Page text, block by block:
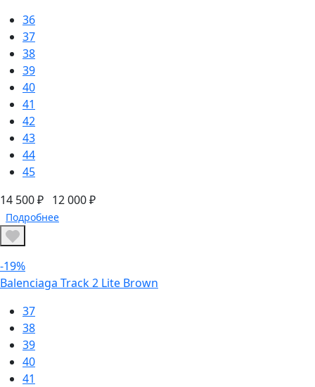
36
37
38
39
40
41
42
43
44
45
14 500 ₽ 12 000 ₽
Подробнее
-19%
Balenciaga Track 2 Lite Brown
37
38
39
40
41